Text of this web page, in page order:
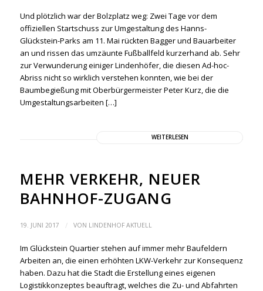
Und plötzlich war der Bolzplatz weg: Zwei Tage vor dem
offiziellen Startschuss zur Umgestaltung des Hanns-
Glückstein-Parks am 11. Mai rückten Bagger und Bauarbeiter
an und rissen das umzäunte Fußballfeld kurzerhand ab. Sehr
zur Verwunderung einiger Lindenhöfer, die diesen Ad-hoc-
Abriss nicht so wirklich verstehen konnten, wie bei der
Baumbegießung mit Oberbürgermeister Peter Kurz, die die
Umgestaltungsarbeiten […]
WEITERLESEN
MEHR VERKEHR, NEUER
BAHNHOF-ZUGANG
19. JUNI 2017 / VON LINDENHOF AKTUELL
Im Glückstein Quartier stehen auf immer mehr Baufeldern
Arbeiten an, die einen erhöhten LKW-Verkehr zur Konsequenz
haben. Dazu hat die Stadt die Erstellung eines eigenen
Logistikkonzeptes beauftragt, welches die Zu- und Abfahrten